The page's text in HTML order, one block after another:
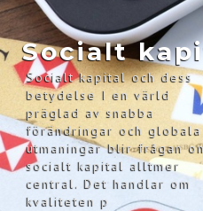
Socialt
Socialt kapital och dess
betydelse I en värld
präglad av snabba
förändringar och globala
utmaningar blir frågan
socialt kapital alltmer
central. Det handlar om
kvaliteten p